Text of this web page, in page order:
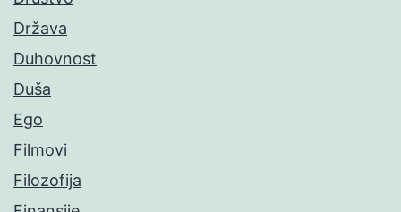
Država
Duhovnost
Duša
Ego
Filmovi
Filozofija